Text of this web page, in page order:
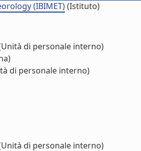
(IBIMET)(Istituto)
di personale interno)
di personale interno)
di personale interno)